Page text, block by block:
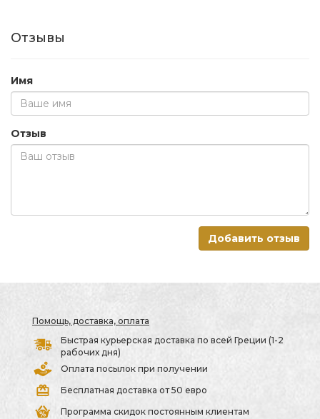
Отзывы
Имя
Отзыв
Добавить отзыв
Помощь, доставка, оплата
Быстрая курьерская доставка по всей Греции (1-2
рабочих дня)
Оплата посылок при получении
Бесплатная доставка от 50 евро
Программа скидок постоянным клиентам